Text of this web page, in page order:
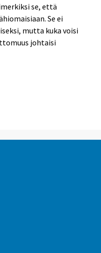
se, että
Se ei
mutta kuka voisi
johtaisi